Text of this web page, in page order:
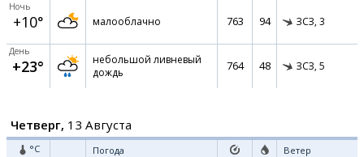
Ночь
+10° малооблачно 763 94 ЗСЗ, 3
День
+23°
небольшой ливневый
дождь
764 48 ЗСЗ, 5
Четверг, 13 Августа
°C Погода Ветер